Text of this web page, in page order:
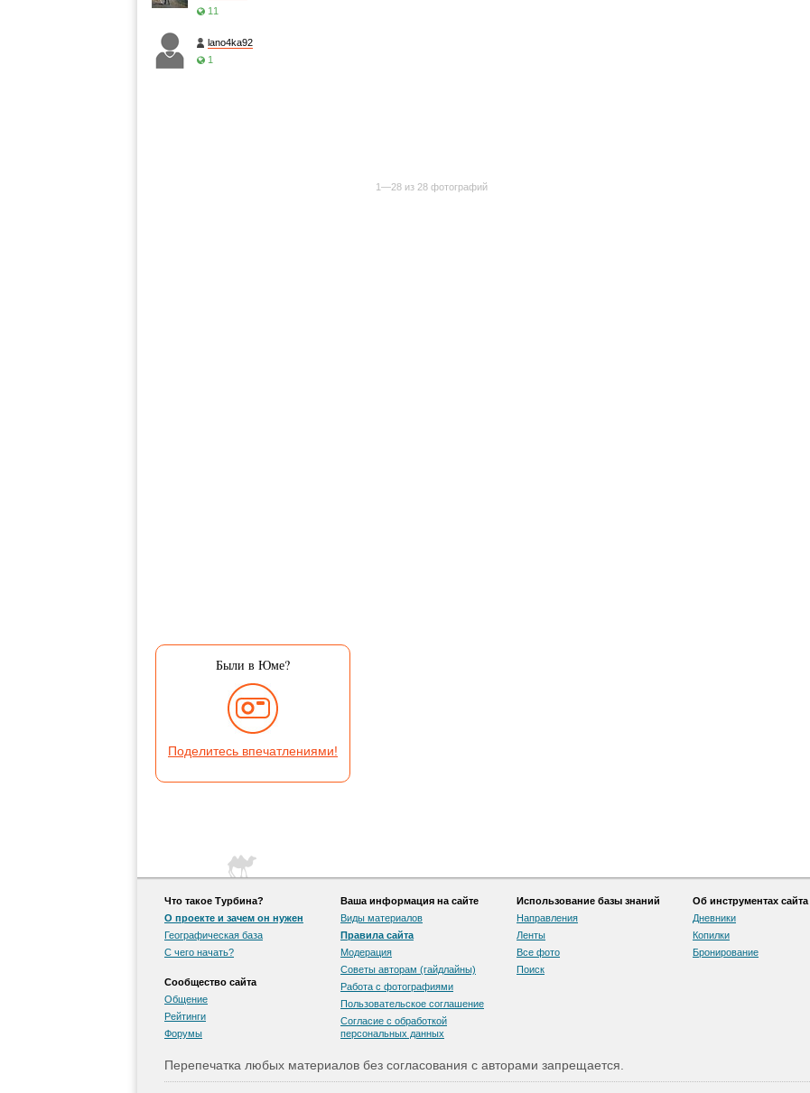
11
lano4ka92
1
Были в Юме?
Поделитесь впечатлениями!
1—28 из 28 фотографий
Что такое Турбина?
О проекте и зачем он нужен
Географическая база
С чего начать?
Сообщество сайта
Общение
Рейтинги
Форумы
Ваша информация на сайте
Виды материалов
Правила сайта
Модерация
Советы авторам (гайдлайны)
Работа с фотографиями
Пользовательскоe соглашение
Согласие с обработкой
персональных данных
Использование базы знаний
Направления
Ленты
Все фото
Поиск
Об инструментах сайта
Дневники
Копилки
Бронирование
Перепечатка любых материалов без согласования с авторами запрещается.